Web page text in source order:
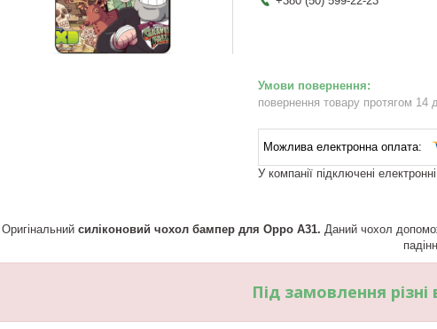
повернення товару протягом 14
У компанії підключені
Оригінальний силіконовий чохол бампер для Oppo A31. Даний чохол
Під замовлення